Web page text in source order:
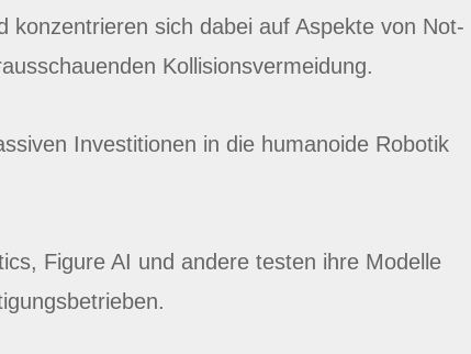
konzentrieren sich dabei auf Aspekte von Not-
Kollisionsvermeidung.
Investitionen in die humanoide Robotik
Figure AI und andere testen ihre Modelle